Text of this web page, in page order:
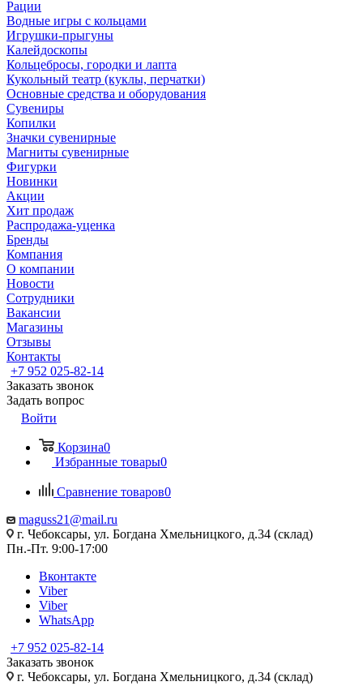
Рации
Водные игры с кольцами
Игрушки-прыгуны
Калейдоскопы
Кольцебросы, городки и лапта
Кукольный театр (куклы, перчатки)
Основные средства и оборудования
Сувениры
Копилки
Значки сувенирные
Магниты сувенирные
Фигурки
Новинки
Акции
Хит продаж
Распродажа-уценка
Бренды
Компания
О компании
Новости
Сотрудники
Вакансии
Магазины
Отзывы
Контакты
+7 952 025-82-14
Заказать звонок
Задать вопрос
Войти
Корзина0
Избранные товары0
Сравнение товаров0
maguss21@mail.ru
г. Чебоксары, ул. Богдана Хмельницкого, д.34 (склад)
Пн.-Пт. 9:00-17:00
Вконтакте
Viber
Viber
WhatsApp
+7 952 025-82-14
Заказать звонок
г. Чебоксары, ул. Богдана Хмельницкого, д.34 (склад)